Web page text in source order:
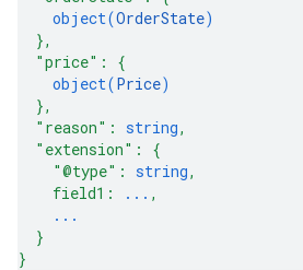
object(OrderState)
},
"price" : {
object(Price)
},
"reason" : string,
"extension" : {
"@type" : string,
field1 : ... ,
...
}
}